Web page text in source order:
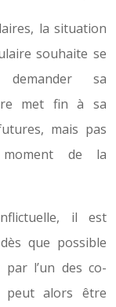
la situation
souhaite se
sa
met fin à sa
mais pas
de la
il est
que possible
l’un des co-
peut alors être